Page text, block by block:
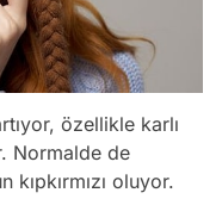
özellikle karlı
Normalde de
oluyor.